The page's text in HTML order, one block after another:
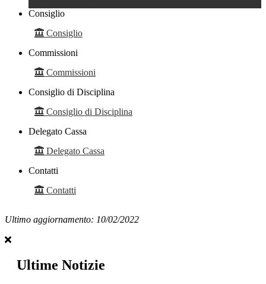
Consiglio
Consiglio
Commissioni
Commissioni
Consiglio di Disciplina
Consiglio di Disciplina
Delegato Cassa
Delegato Cassa
Contatti
Contatti
Ultimo aggiornamento: 10/02/2022
Ultime Notizie